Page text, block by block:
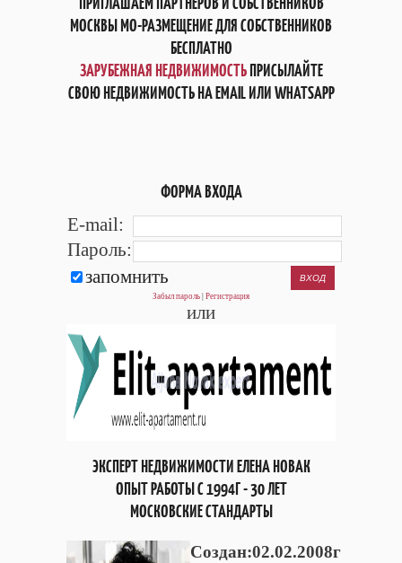
МОСКВЫ МО-РАЗМЕЩЕНИЕ ДЛЯ СОБСТВЕННИКОВ
БЕСПЛАТНО
ЗАРУБЕЖНАЯ НЕДВИЖИМОСТЬПРИСЫЛАЙТЕ
СВОЮ НЕДВИЖИМОСТЬ НА EMAIL ИЛИ WHATSAPP
ФОРМА ВХОДА
E-mail:
Пароль:
запомнить
Забыл пароль Регистрация
или
ЭКСПЕРТ НЕДВИЖИМОСТИ ЕЛЕНА НОВАК
ОПЫТ РАБОТЫ С 1994Г - 30 ЛЕТ
МОСКОВСКИЕ СТАНДАРТЫ
Cоздан:02.02.2008г